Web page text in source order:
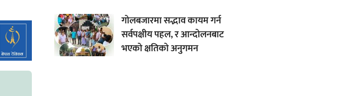
गोलबजारमा सद्भाव कायम गर्न
सर्वपक्षीय पहल, र आन्दोलनबाट
भएको क्षतिको अनुगमन